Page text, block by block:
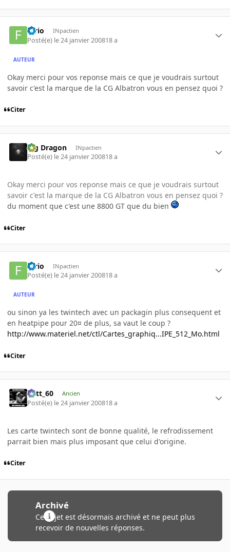
furio INpactien
Posté(e) le 24 janvier 200818 a
AUTEUR
Okay merci pour vos reponse mais ce que je voudrais surtout
savoir c'est la marque de la CG Albatron vous en pensez quoi ?
Citer
Big Dragon INpactien
Posté(e) le 24 janvier 200818 a
Okay merci pour vos reponse mais ce que je voudrais surtout
savoir c'est la marque de la CG Albatron vous en pensez quoi ?
du moment que c'est une 8800 GT que du bien
Citer
furio INpactien
Posté(e) le 24 janvier 200818 a
AUTEUR
ou sinon ya les twintech avec un packagin plus consequent et
en heatpipe pour 20¤ de plus, sa vaut le coup ?
http://www.materiel.net/ctl/Cartes_graphiq...IPE_512_Mo.html
Citer
Batt_60 Ancien
Posté(e) le 24 janvier 200818 a
Les carte twintech sont de bonne qualité, le refrodissement
parrait bien mais plus imposant que celui d'origine.
Citer
Archivé
Ce sujet est désormais archivé et ne peut plus
recevoir de nouvelles réponses.